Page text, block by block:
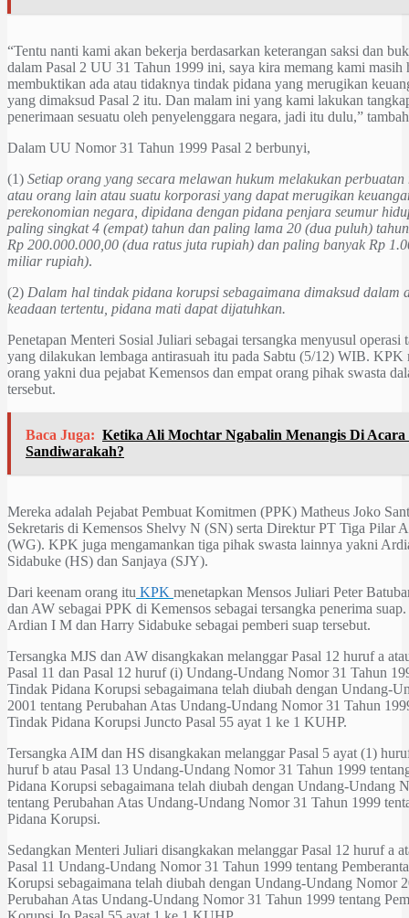
“Tentu nanti kami akan bekerja berdasarkan keterangan saksi dan
dalam Pasal 2 UU 31 Tahun 1999 ini, saya kira memang kami masih
membuktikan ada atau tidaknya tindak pidana yang merugikan
yang dimaksud Pasal 2 itu. Dan malam ini yang kami lakukan
penerimaan sesuatu oleh penyelenggara negara, jadi itu dulu,”
Dalam UU Nomor 31 Tahun 1999 Pasal 2 berbunyi,
(1) Setiap orang yang secara melawan hukum melakukan
atau orang lain atau suatu korporasi yang dapat merugikan
perekonomian negara, dipidana dengan pidana penjara seumur
paling singkat 4 (empat) tahun dan paling lama 20 (dua puluh)
Rp 200.000.000,00 (dua ratus juta rupiah) dan paling banyak Rp
miliar rupiah).
(2) Dalam hal tindak pidana korupsi sebagaimana dimaksud dalam
keadaan tertentu, pidana mati dapat dijatuhkan.
Penetapan Menteri Sosial Juliari sebagai tersangka menyusul
yang dilakukan lembaga antirasuah itu pada Sabtu (5/12) WIB. KPK
orang yakni dua pejabat Kemensos dan empat orang pihak swasta
tersebut.
Baca Juga: Ketika Ali Mochtar Ngabalin Menangis Di
Sandiwarakah?
Mereka adalah Pejabat Pembuat Komitmen (PPK) Matheus Joko
Sekretaris di Kemensos Shelvy N (SN) serta Direktur PT Tiga Pilar
(WG). KPK juga mengamankan tiga pihak swasta lainnya yakni
Sidabuke (HS) dan Sanjaya (SJY).
Dari keenam orang itu KPK menetapkan Mensos Juliari Peter
dan AW sebagai PPK di Kemensos sebagai tersangka penerima
Ardian I M dan Harry Sidabuke sebagai pemberi suap tersebut.
Tersangka MJS dan AW disangkakan melanggar Pasal 12 huruf a
Pasal 11 dan Pasal 12 huruf (i) Undang-Undang Nomor 31 Tahun
Tindak Pidana Korupsi sebagaimana telah diubah dengan Undang-
2001 tentang Perubahan Atas Undang-Undang Nomor 31 Tahun
Tindak Pidana Korupsi Juncto Pasal 55 ayat 1 ke 1 KUHP.
Tersangka AIM dan HS disangkakan melanggar Pasal 5 ayat (1)
huruf b atau Pasal 13 Undang-Undang Nomor 31 Tahun 1999
Pidana Korupsi sebagaimana telah diubah dengan Undang-Undang
tentang Perubahan Atas Undang-Undang Nomor 31 Tahun 1999
Pidana Korupsi.
Sedangkan Menteri Juliari disangkakan melanggar Pasal 12 huruf a
Pasal 11 Undang-Undang Nomor 31 Tahun 1999 tentang
Korupsi sebagaimana telah diubah dengan Undang-Undang Nomor
Perubahan Atas Undang-Undang Nomor 31 Tahun 1999 tentang